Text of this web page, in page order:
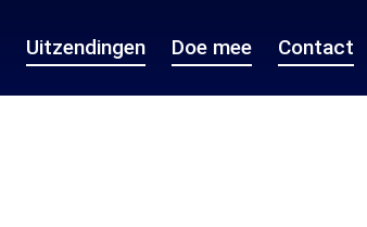
Uitzendingen Doe mee Contact